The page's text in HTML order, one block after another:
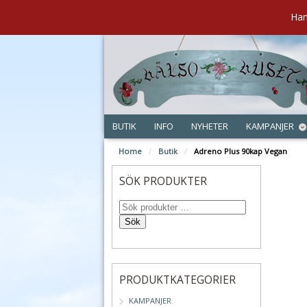
BUTIK INFO NYHETER KAMPANJER
Home / Butik / Adreno Plus 90kap Vegan
SÖK PRODUKTER
Sök
PRODUKTKATEGORIER
KAMPANJER